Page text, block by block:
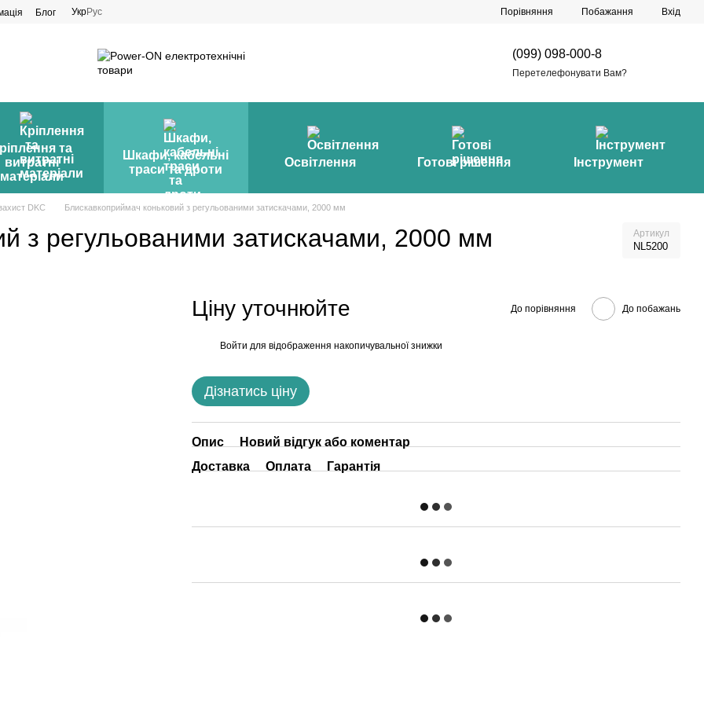
Блог УкрРус Порівняння Побажання Вхід
(099) 098-000-8
Перетелефонувати Вам?
та
витратні
матеріали
Шкафи, кабельні
траси та дроти
Освітлення Готові рішення Інструмент
DKC Блискавкоприймач коньковий з регульованими затискачами, 2000 мм
з регульованими затискачами, 2000 мм Артикул
NL5200
Ціну уточнюйте До порівняння До побажань
Войти для відображення накопичувальної знижки
Дізнатись ціну
Опис
Новий відгук або коментар
Доставка
Оплата Гарантія